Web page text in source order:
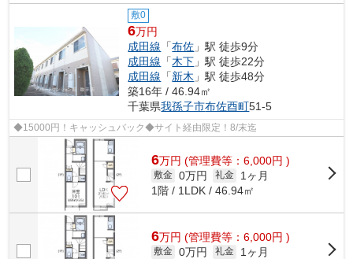
敷0
6万円
成田線 「布佐 」駅 徒歩9分
成田線 「木下 」駅 徒歩22分
成田線 「新木 」駅 徒歩48分
築16年 / 46.94㎡
千葉県我孫子市布佐酉町51-5
◆15000円！キャッシュバック◆サイト経由限定！8/末迄
6万円 (管理費等：6,000円 )
敷金 0万円 礼金
1ヶ月
1階 / 1LDK / 46.94㎡
6万円 (管理費等：6,000円 )
敷金 0万円 礼金
1ヶ月